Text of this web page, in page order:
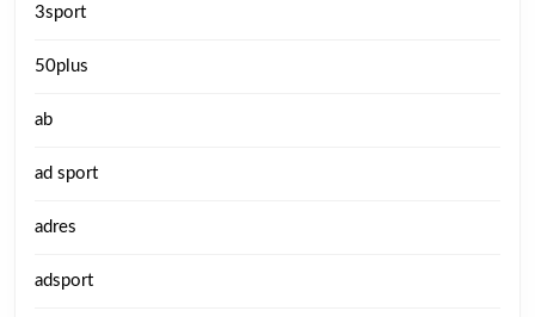
3sport
50plus
ab
ad sport
adres
adsport